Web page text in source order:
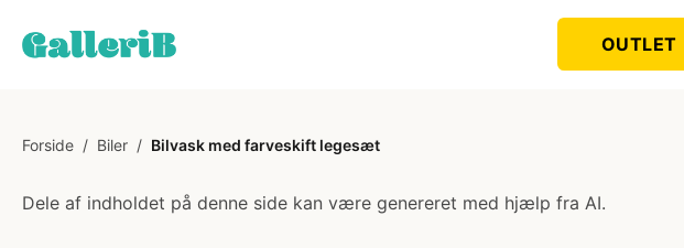
OUTLET
Forside / Biler / Bilvask med farveskift legesæt
Dele af indholdet på denne side kan være genereret med hjælp fra AI.